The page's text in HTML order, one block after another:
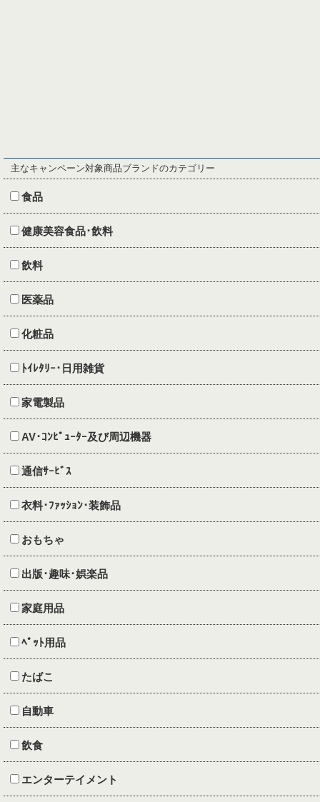
主なキャンペーン対象商品ブランドのカテゴリー
食品
健康美容食品･飲料
飲料
医薬品
化粧品
ﾄｲﾚﾀﾘｰ･日用雑貨
家電製品
AV･ｺﾝﾋﾟｭｰﾀｰ及び周辺機器
通信ｻｰﾋﾞｽ
衣料･ﾌｧｯｼｮﾝ･装飾品
おもちゃ
出版･趣味･娯楽品
家庭用品
ﾍﾟｯﾄ用品
たばこ
自動車
飲食
エンターテイメント